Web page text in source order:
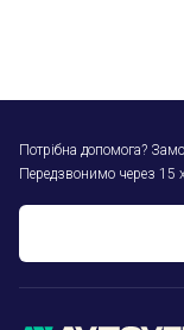
Потрібна допомога?
Передзвонимо через 15